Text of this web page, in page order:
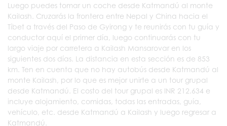
Luego puedes tomar un coche desde Katmandú al monte
Kailash. Cruzarás la frontera entre Nepal y China hacia el
Tíbet a través del Paso de Gyirong y te reunirás con tu guía y
conductor aquí el primer día, luego continuarás con tu
largo viaje por carretera a Kailash Mansarovar en los
siguientes dos días. La distancia en esta sección es de 853
km. Ten en cuenta que no hay autobús desde Katmandú al
monte Kailash, por lo que es mejor unirte a un tour grupal
desde Katmandú. El costo del tour grupal es INR 212.634 e
incluye alojamiento, comidas, todas las entradas, guía,
vehículo, etc. desde Katmandú a Kailash y luego regresar a
Katmandú.